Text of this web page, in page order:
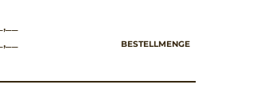
BESTELLMENGE